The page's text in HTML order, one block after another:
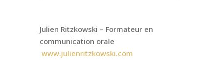
Julien Ritzkowski – Formateur en
communication orale
www.julienritzkowski.com